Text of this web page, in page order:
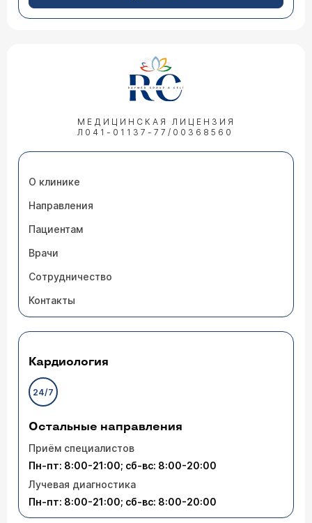
МЕДИЦИНСКАЯ ЛИЦЕНЗИЯ
Л041-01137-77/00368560
О клинике
Направления
Пациентам
Врачи
Сотрудничество
Контакты
Кардиология
24/7
Остальные направления
Приём специалистов
Пн-пт: 8:00-21:00; сб-вс: 8:00-20:00
Лучевая диагностика
Пн-пт: 8:00-21:00; сб-вс: 8:00-20:00